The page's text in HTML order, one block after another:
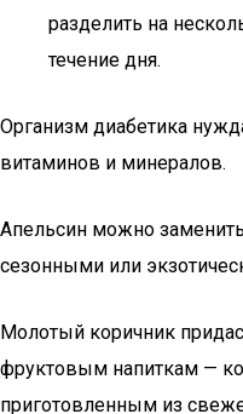
разделить на
течение дня.
Организм диабетика
витаминов и минералов.
Апельсин можно
сезонными или
Молотый коричник
фруктовым напиткам —
приготовленным из